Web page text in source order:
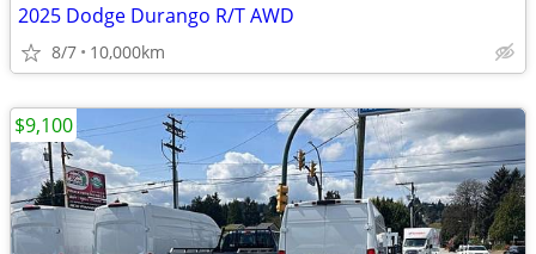
2025 Dodge Durango R/T AWD
8/7 10,000km
$9,100